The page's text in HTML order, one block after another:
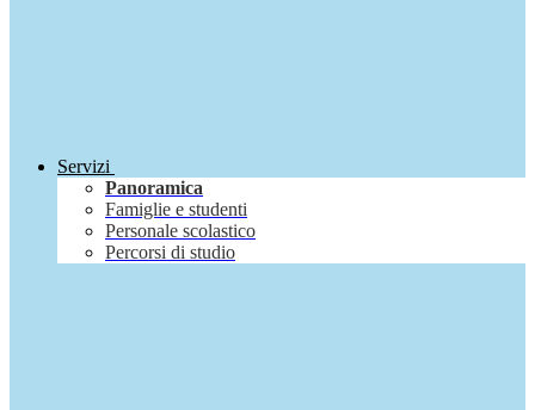
Servizi
Panoramica
Famiglie e studenti
Personale scolastico
Percorsi di studio